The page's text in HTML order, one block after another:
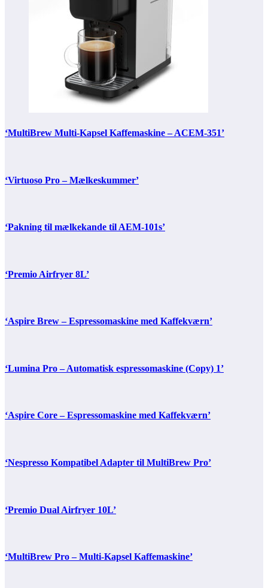
‘MultiBrew Multi-Kapsel Kaffemaskine – ACEM-351’
‘Virtuoso Pro – Mælkeskummer’
‘Pakning til mælkekande til AEM-101s’
‘Premio Airfryer 8L’
‘Aspire Brew – Espressomaskine med Kaffekværn’
‘Lumina Pro – Automatisk espressomaskine (Copy) 1’
‘Aspire Core – Espressomaskine med Kaffekværn’
‘Nespresso Kompatibel Adapter til MultiBrew Pro’
‘Premio Dual Airfryer 10L’
‘MultiBrew Pro – Multi-Kapsel Kaffemaskine’